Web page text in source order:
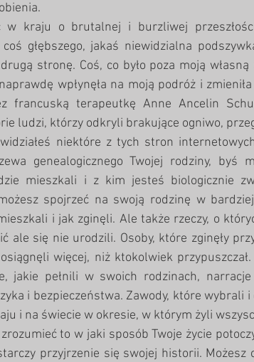
w kraju o brutalnej i burzliwej
głębszego, jakaś niewidzialna
stronę. Coś, co było poza moją
wpłynęła na moją podróż i
francuską terapeutkę Anne Ancelin
ludzi, którzy odkryli brakujące ogniwo,
widziałeś niektóre z tych stron
genealogicznego Twojej rodziny, byś
mieszkali i z kim jesteś biologicznie
spojrzeć na swoją rodzinę w
i jak zginęli. Ale także rzeczy, o
ale się nie urodzili. Osoby, które zginęły
więcej, niż ktokolwiek
jakie pełnili w swoich rodzinach,
i bezpieczeństwa. Zawody, które wybrali
i na świecie w okresie, w którym żyli
to w jaki sposób Twoje życie
przyjrzenie się swojej historii.